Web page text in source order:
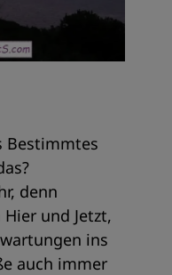
Bestimmtes
denn
und Jetzt,
ins
auch immer